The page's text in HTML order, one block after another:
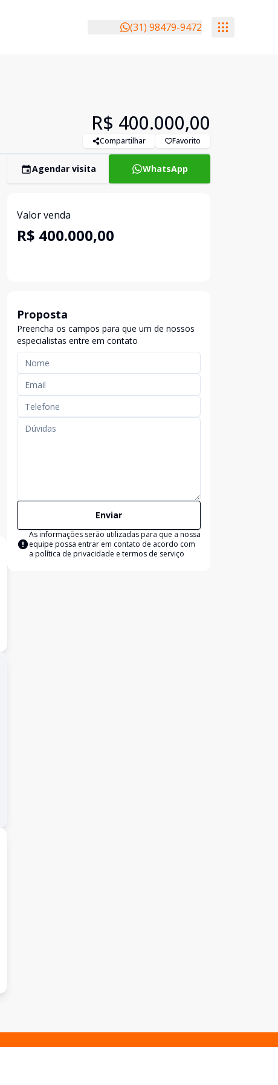
(31) 98479-9472
R$ 400.000,00
Compartilhar Favorito
Agendar visita WhatsApp
Valor venda
R$ 400.000,00
Proposta
Preencha os campos para que um de nossos
especialistas entre em contato
Enviar
As informações serão utilizadas para que a nossa
equipe possa entrar em contato de acordo com
a política de privacidade e termos de serviço